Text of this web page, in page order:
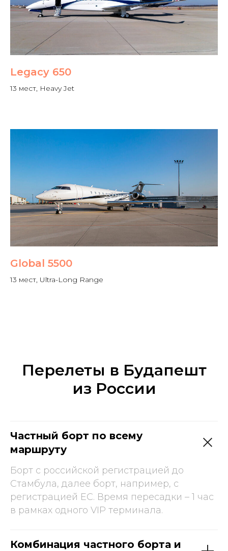
Legacy 650
13 мест, Heavy Jet
Global 5500
13 мест, Ultra-Long Range
Перелеты в Будапешт
из России
Частный борт по всему
маршруту
Борт с российской регистрацией до
Стамбула, далее борт, например, с
регистрацией ЕС. Время пересадки – 1 час
в рамках одного VIP терминала.
Комбинация частного борта и